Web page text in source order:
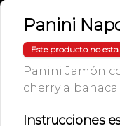
Redes sociales
Instagram
Facebook
Mi cuenta
Panini
Este producto no
Panini Jamón
cherry albahaca
Instrucciones